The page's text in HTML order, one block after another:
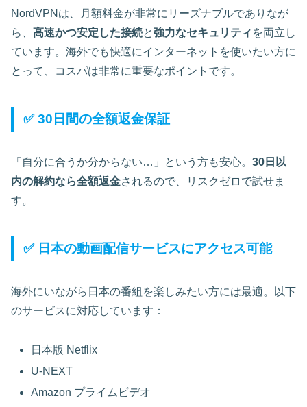
NordVPNは、月額料金が非常にリーズナブルでありなが
ら、 高速かつ安定した接続と強力なセキュリティ を両立し
ています。海外でも快適にインターネットを使いたい方に
とって、コスパは非常に重要なポイントです。
✅ 30日間の全額返金保証
「自分に合うか分からない…」という方も安心。 30日以
内の解約なら全額返金されるので、リスクゼロで試せま
す。
✅ 日本の動画配信サービスにアクセス可能
海外にいながら日本の番組を楽しみたい方には最適。以下
のサービスに対応しています：
日本版 Netflix
U-NEXT
Amazon プライムビデオ